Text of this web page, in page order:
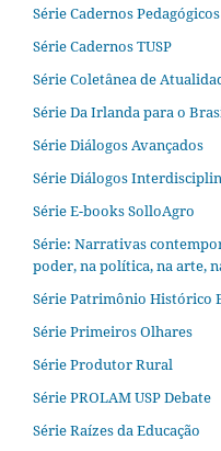
Série Cadernos Pedagógicos
Série Cadernos TUSP
Série Coletânea de
Série Da Irlanda para o
Série Diálogos Avançados
Série Diálogos
Série E-books SolloAgro
Série: Narrativas
poder, na política, na arte,
Série Patrimônio Histórico
Série Primeiros Olhares
Série Produtor Rural
Série PROLAM USP Debate
Série Raízes da Educação